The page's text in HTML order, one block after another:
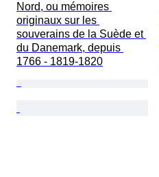
Nord, ou mémoires
originaux sur les
souverains de la Suède et
du Danemark, depuis
1766 - 1819-1820